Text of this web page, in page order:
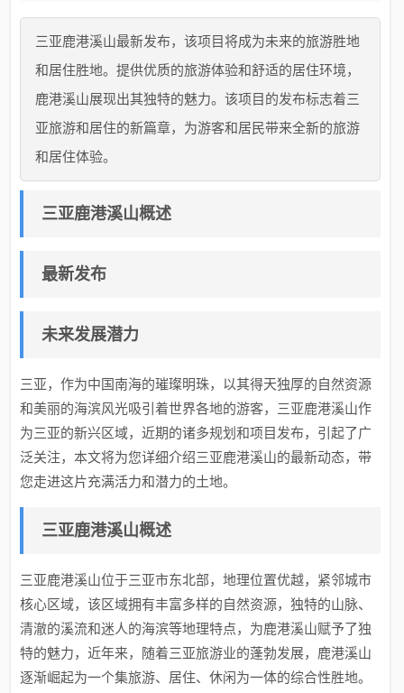
三亚鹿港溪山最新发布，该项目将成为未来的旅游胜地
和居住胜地。提供优质的旅游体验和舒适的居住环境，
鹿港溪山展现出其独特的魅力。该项目的发布标志着三
亚旅游和居住的新篇章，为游客和居民带来全新的旅游
和居住体验。
三亚鹿港溪山概述
最新发布
未来发展潜力
三亚，作为中国南海的璀璨明珠，以其得天独厚的自然资源
和美丽的海滨风光吸引着世界各地的游客，三亚鹿港溪山作
为三亚的新兴区域，近期的诸多规划和项目发布，引起了广
泛关注，本文将为您详细介绍三亚鹿港溪山的最新动态，带
您走进这片充满活力和潜力的土地。
三亚鹿港溪山概述
三亚鹿港溪山位于三亚市东北部，地理位置优越，紧邻城市
核心区域，该区域拥有丰富多样的自然资源，独特的山脉、
清澈的溪流和迷人的海滨等地理特点，为鹿港溪山赋予了独
特的魅力，近年来，随着三亚旅游业的蓬勃发展，鹿港溪山
逐渐崛起为一个集旅游、居住、休闲为一体的综合性胜地。